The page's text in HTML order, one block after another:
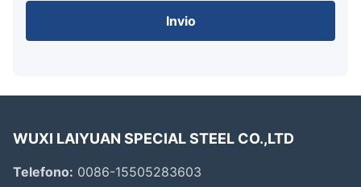
Invio
WUXI LAIYUAN SPECIAL STEEL CO.,LTD
Telefono: 0086-15505283603